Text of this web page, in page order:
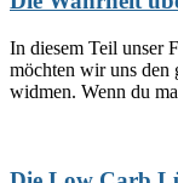
In diesem Teil unser
möchten wir uns den
widmen. Wenn du